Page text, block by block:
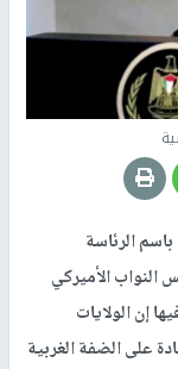
الرئاسة
الأميركي
إن الولايات
على الضفة الغربية